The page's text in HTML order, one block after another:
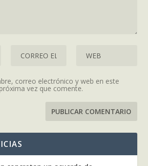
correo electrónico y web en este
vez que comente.